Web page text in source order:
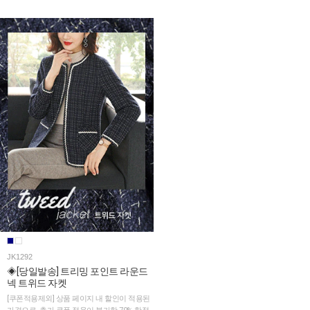
JK1292
◈[당일발송] 트리밍 포인트 라운드
넥 트위드 자켓
[쿠폰적용제외] 상품 페이지 내 할인이 적용된